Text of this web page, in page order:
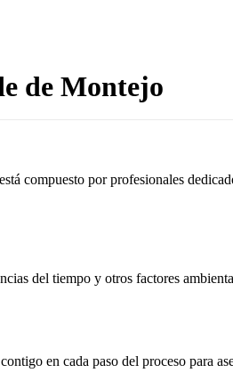
de Montejo
compuesto por profesionales
del tiempo y otros factores
en cada paso del proceso para